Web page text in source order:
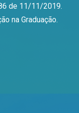
de 11/11/2019.
na Graduação.